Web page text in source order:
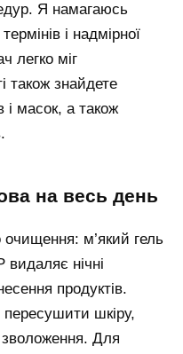
Я намагаюсь
і надмірної
легко міг
також знайдете
і масок, а також
на весь день
очищення: м’який гель
нічні
продуктів.
шкіру,
зволоження. Для